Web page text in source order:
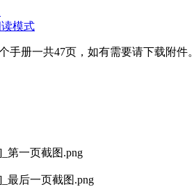
模式
册一共47页，如有需要请下载附件。